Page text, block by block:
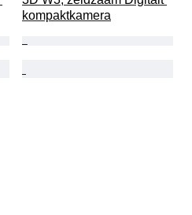
kompaktkamera